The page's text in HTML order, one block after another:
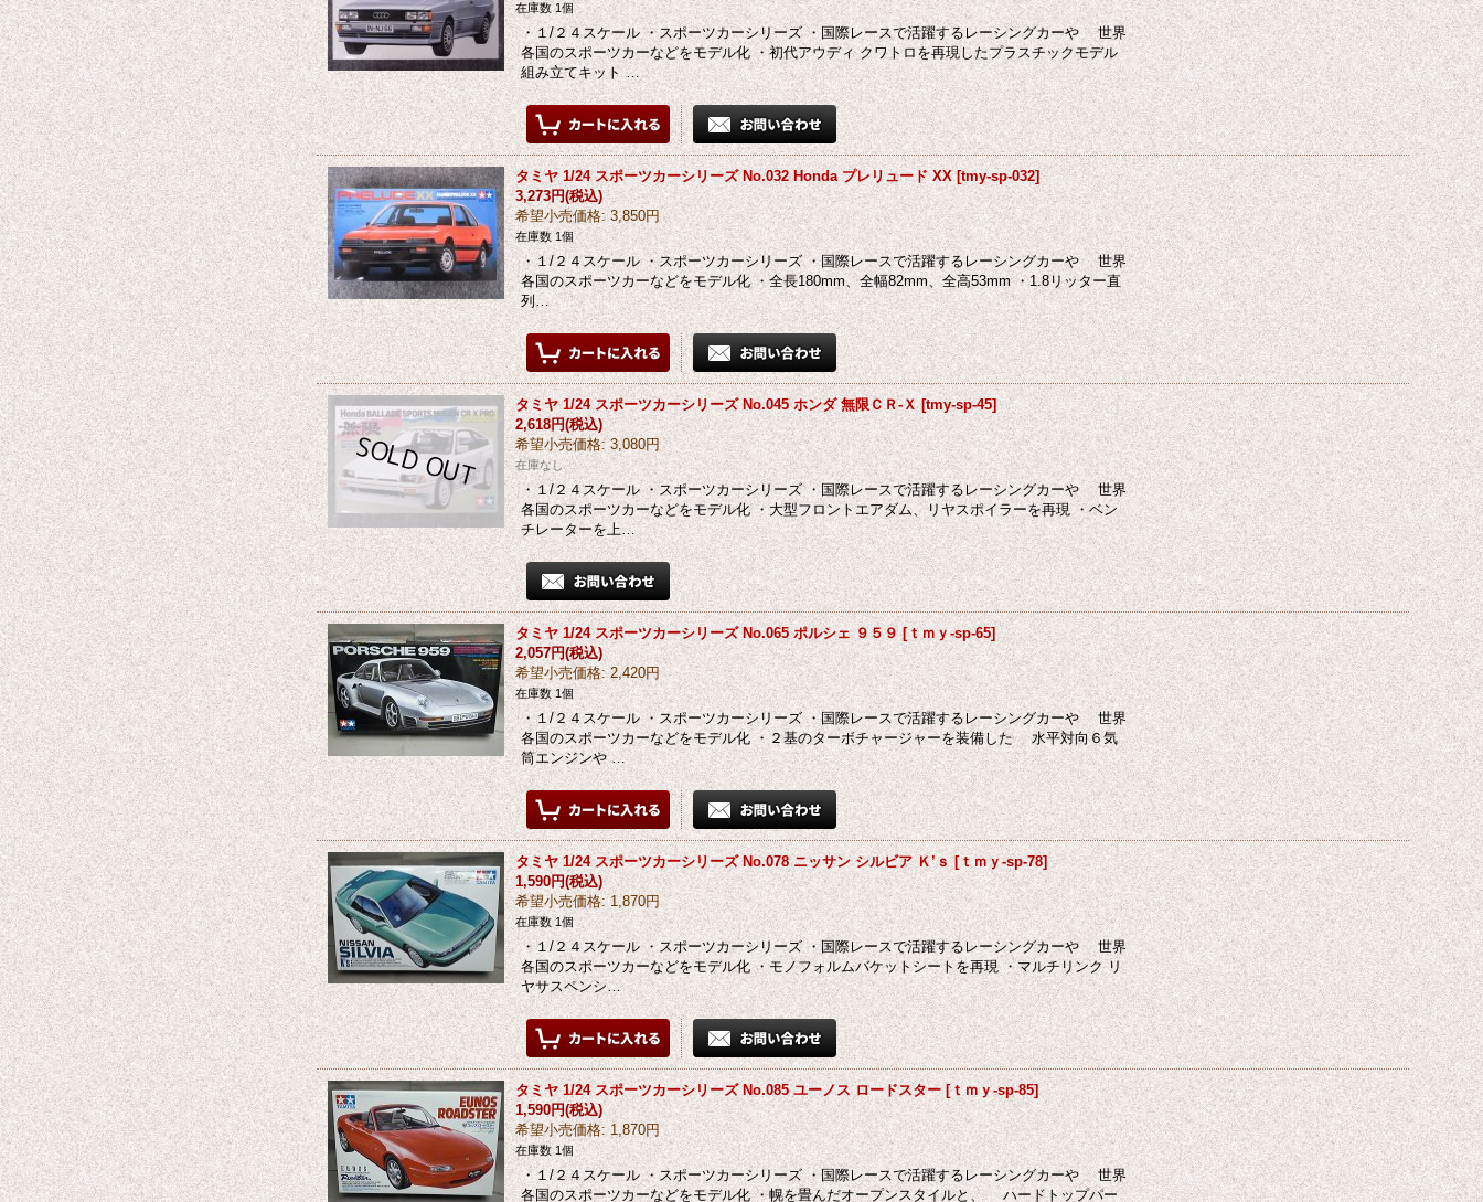
在庫数 1個
・１/２４スケール ・スポーツカーシリーズ ・国際レースで活躍するレーシングカーや 世界
各国のスポーツカーなどをモデル化 ・初代アウディ クワトロを再現したプラスチックモデル
組み立てキット …
タミヤ 1/24 スポーツカーシリーズ No.032 Honda プレリュード XX [tmy-sp-032]
3,273円(税込)
希望小売価格: 3,850円
在庫数 1個
・１/２４スケール ・スポーツカーシリーズ ・国際レースで活躍するレーシングカーや 世界
各国のスポーツカーなどをモデル化 ・全長180mm、全幅82mm、全高53mm ・1.8リッター直
列…
タミヤ 1/24 スポーツカーシリーズ No.045 ホンダ 無限ＣＲ-Ｘ [tmy-sp-45]
2,618円(税込)
希望小売価格: 3,080円
在庫なし
・１/２４スケール ・スポーツカーシリーズ ・国際レースで活躍するレーシングカーや 世界
各国のスポーツカーなどをモデル化 ・大型フロントエアダム、リヤスポイラーを再現 ・ベン
チレーターを上…
タミヤ 1/24 スポーツカーシリーズ No.065 ポルシェ ９５９ [ｔｍｙ-sp-65]
2,057円(税込)
希望小売価格: 2,420円
在庫数 1個
・１/２４スケール ・スポーツカーシリーズ ・国際レースで活躍するレーシングカーや 世界
各国のスポーツカーなどをモデル化 ・２基のターボチャージャーを装備した 水平対向６気
筒エンジンや …
タミヤ 1/24 スポーツカーシリーズ No.078 ニッサン シルビア Ｋ’ｓ [ｔｍｙ-sp-78]
1,590円(税込)
希望小売価格: 1,870円
在庫数 1個
・１/２４スケール ・スポーツカーシリーズ ・国際レースで活躍するレーシングカーや 世界
各国のスポーツカーなどをモデル化 ・モノフォルムバケットシートを再現 ・マルチリンク リ
ヤサスペンシ…
タミヤ 1/24 スポーツカーシリーズ No.085 ユーノス ロードスター [ｔｍｙ-sp-85]
1,590円(税込)
希望小売価格: 1,870円
在庫数 1個
・１/２４スケール ・スポーツカーシリーズ ・国際レースで活躍するレーシングカーや 世界
各国のスポーツカーなどをモデル化 ・幌を畳んだオープンスタイルと、 ハードトップパー